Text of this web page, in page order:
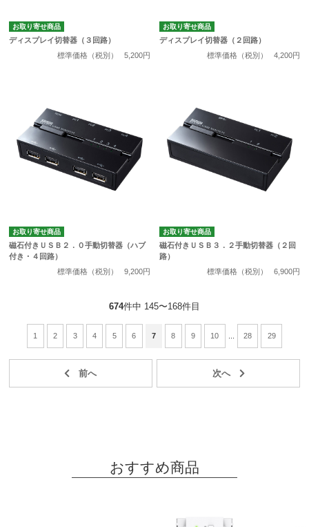
お取り寄せ商品
ディスプレイ切替器（３回路）
標準価格（税別）
5,200円
お取り寄せ商品
ディスプレイ切替器（２回路）
標準価格（税別）
4,200円
お取り寄せ商品
磁石付きＵＳＢ２．０手動切替器（ハブ
付き・４回路）
標準価格（税別）
9,200円
お取り寄せ商品
磁石付きＵＳＢ３．２手動切替器（２回
路）
標準価格（税別）
6,900円
674件中 145〜168件目
1 2 3 4 5 6 7 8 9 10 28 29
おすすめ商品